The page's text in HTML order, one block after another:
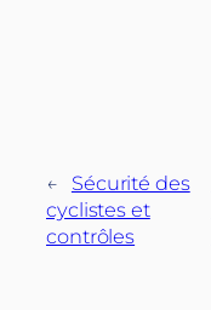
←
Sécurité des
cyclistes et
contrôles